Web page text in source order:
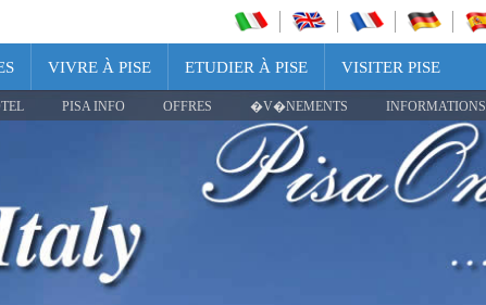
VIVRE À PISE ETUDIER À PISE VISITER PISE
PISA INFO OFFRES �V�NEMENTS INFORMATIONS